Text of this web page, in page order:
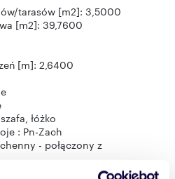
tarasów [m2]: 3,5000
[m2]: 39,7600
[m]: 2,6400
łóżko
: Pn-Zach
- połączony z
kuchenny połączony z